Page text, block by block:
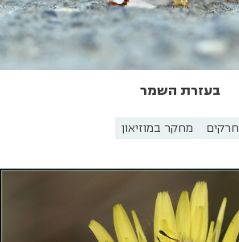
בעזרת השמר
חרקים מחקר במוזיאון